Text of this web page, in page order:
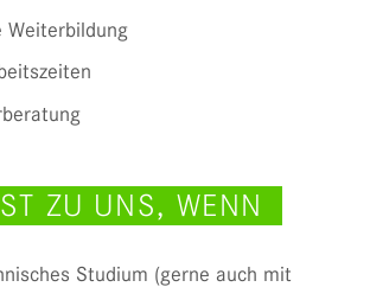
Weiterbildung
ZU UNS, WENN
Studium (gerne auch mit